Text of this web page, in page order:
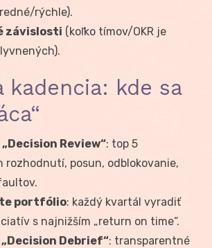
rýchle).
závislosti (koľko tímov/OKR je
kadencia: kde sa
Review“: top 5
rozhodnutí, posun, odblokovanie,
portfólio: každý kvartál vyradiť
s najnižším „return on time“.
Debrief“: transparentné